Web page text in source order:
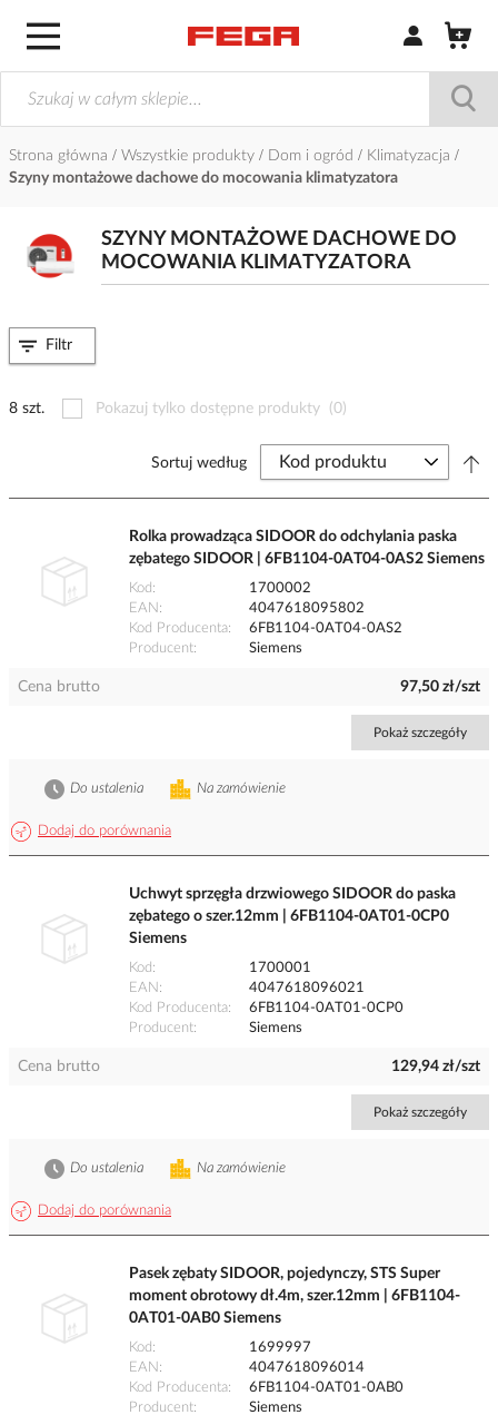
Zaloguj się /
Strona główna Wszystkie produkty Dom i ogród
Klimatyzacja
Szyny montażowe dachowe do mocowania klimatyzatora
SZYNY MONTAŻOWE DACHOWE DO
MOCOWANIA KLIMATYZATORA
8 szt. Pokazuj tylko dostępne produkty (0)
Sortuj według
Rolka prowadząca SIDOOR do odchylania paska
zębatego SIDOOR | 6FB1104-0AT04-0AS2 Siemens
Kod
1700002
EAN
4047618095802
Kod Producenta
6FB1104-0AT04-0AS2
Producent
Siemens
Cena brutto 97,50 zł/szt
Pokaż szczegóły
Dodaj do porównania
Na zamówienie
Do ustalenia
Uchwyt sprzęgła drzwiowego SIDOOR do paska
zębatego o szer.12mm | 6FB1104-0AT01-0CP0
Siemens
Kod
1700001
EAN
4047618096021
Kod Producenta
6FB1104-0AT01-0CP0
Producent
Siemens
Cena brutto 129,94 zł/szt
Pokaż szczegóły
Dodaj do porównania
Na zamówienie
Do ustalenia
Pasek zębaty SIDOOR, pojedynczy, STS Super
moment obrotowy dł.4m, szer.12mm | 6FB1104-
0AT01-0AB0 Siemens
Kod
1699997
EAN
4047618096014
Kod Producenta
6FB1104-0AT01-0AB0
Producent
Siemens
Filtr